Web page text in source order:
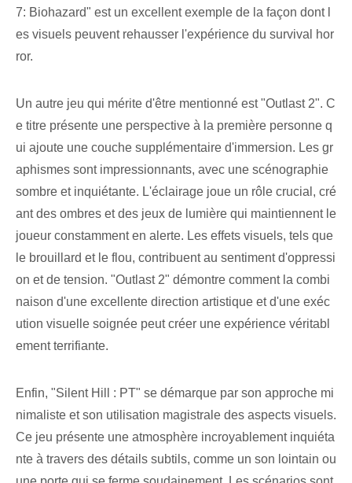
7: Biohazard" est un excellent exemple de la façon dont l
es visuels peuvent rehausser l'expérience du survival hor
ror.
Un autre jeu qui mérite d'être mentionné est "Outlast 2". C
e titre présente une perspective à la première personne q
ui ajoute une couche supplémentaire d'immersion. Les gr
aphismes sont impressionnants, avec une scénographie
sombre et inquiétante. L'éclairage joue un rôle crucial, cré
ant des ombres et des jeux de lumière qui maintiennent le
joueur constamment en alerte. Les effets visuels, tels que
le brouillard et le flou, contribuent au sentiment d'oppressi
on et de tension. "Outlast 2" démontre comment la combi
naison d'une excellente direction artistique et d'une exéc
ution visuelle soignée peut créer une expérience véritabl
ement terrifiante.
Enfin, "Silent Hill : PT" se démarque par son approche mi
nimaliste et son utilisation magistrale des aspects visuels.
Ce jeu présente une atmosphère incroyablement inquiéta
nte à travers des détails subtils, comme un son lointain ou